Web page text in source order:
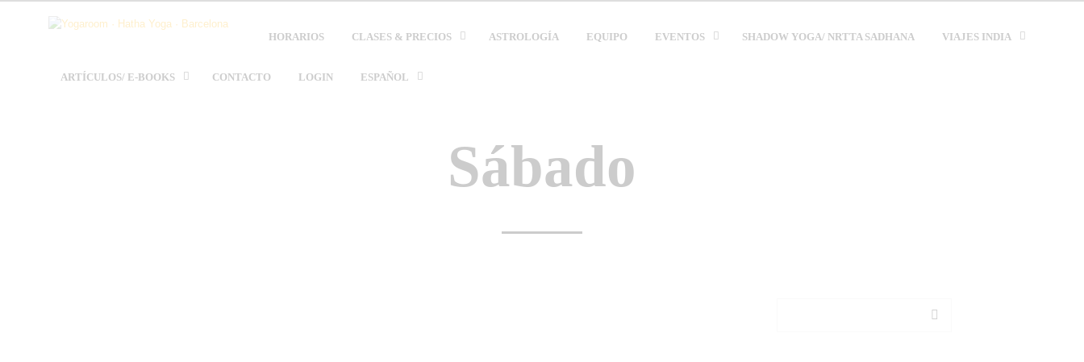
HORARIOS CLASES & PRECIOS ASTROLOGÍA EQUIPO EVENTOS SHADOW YOGA/ NRTTA SADHANA VIAJES INDIA
ARTÍCULOS/ E-BOOKS CONTACTO LOGIN ESPAÑOL
Sábado